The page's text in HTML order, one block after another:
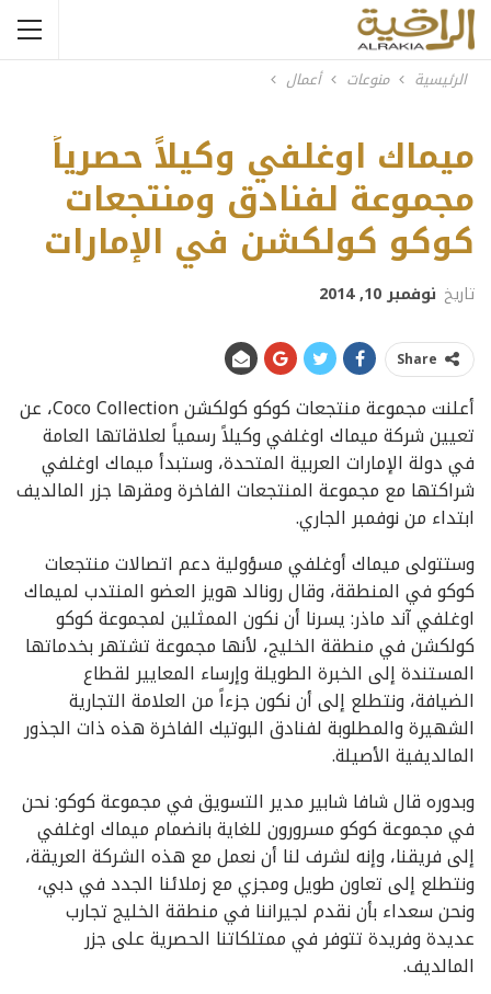
الرئيسية منوعات أعمال
ميماك اوغلفي وكيلاً حصرياً
مجموعة لفنادق ومنتجعات
كوكو كولكشن في الإمارات
تاريخ نوفمبر 10, 2014
Share
أعلنت مجموعة منتجعات كوكو كولكشن Coco Collection، عن
تعيين شركة ميماك اوغلفي وكيلاً رسمياً لعلاقاتها العامة
في دولة الإمارات العربية المتحدة، وستبدأ ميماك اوغلفي
شراكتها مع مجموعة المنتجعات الفاخرة ومقرها جزر المالديف
ابتداء من نوفمبر الجاري.
وستتولى ميماك أوغلفي مسؤولية دعم اتصالات منتجعات
كوكو في المنطقة، وقال رونالد هويز العضو المنتدب لميماك
اوغلفي آند ماذر: يسرنا أن نكون الممثلين لمجموعة كوكو
كولكشن في منطقة الخليج، لأنها مجموعة تشتهر بخدماتها
المستندة إلى الخبرة الطويلة وإرساء المعايير لقطاع
الضيافة، ونتطلع إلى أن نكون جزءاً من العلامة التجارية
الشهيرة والمطلوبة لفنادق البوتيك الفاخرة هذه ذات الجذور
المالديفية الأصيلة.
وبدوره قال شافا شابير مدير التسويق في مجموعة كوكو: نحن
في مجموعة كوكو مسرورون للغاية بانضمام ميماك اوغلفي
إلى فريقنا، وإنه لشرف لنا أن نعمل مع هذه الشركة العريقة،
ونتطلع إلى تعاون طويل ومجزي مع زملائنا الجدد في دبي،
ونحن سعداء بأن نقدم لجيراننا في منطقة الخليج تجارب
عديدة وفريدة تتوفر في ممتلكاتنا الحصرية على جزر
المالديف.